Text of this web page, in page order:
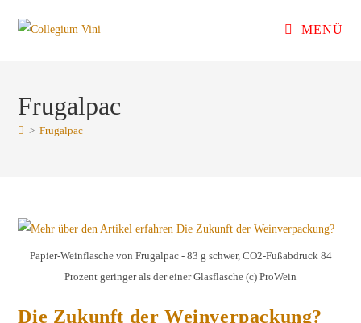
Inhalt
MENÜ
Frugalpac
> Frugalpac
Papier-Weinflasche von Frugalpac - 83 g schwer, CO2-Fußabdruck 84
Prozent geringer als der einer Glasflasche (c) ProWein
Die Zukunft der Weinverpackung?